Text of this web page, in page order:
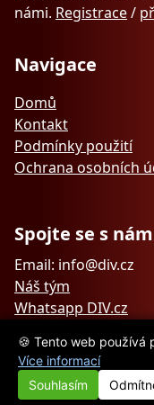
námi. Registrace/
Navigace
Domů
Kontakt
Podmínky použití
Ochrana osobních
Spojte se s
Email: info@div.cz
Náš tým
Whatsapp DIV.cz
🍪 Tento web používá
Více informací
Souhlasím